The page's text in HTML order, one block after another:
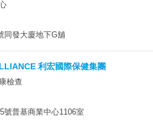
同發大廈地下G舖
利宏國際保健集團
檢查
號普基商業中心1106室